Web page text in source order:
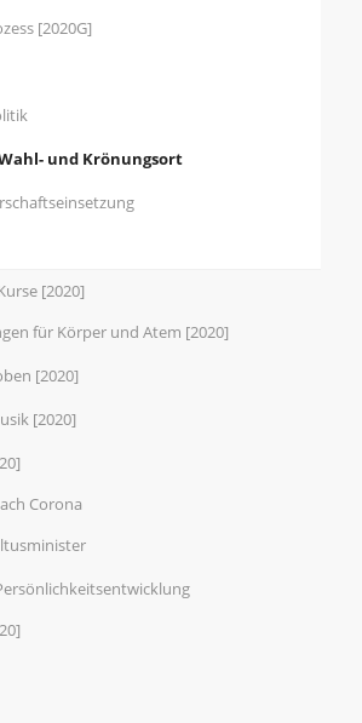
[2020G]
und Krönungsort
[2020]
für Körper und Atem [2020]
[2020]
[2020]
Corona